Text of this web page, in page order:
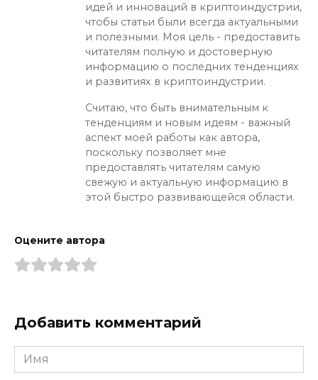
идей и инноваций в криптоиндустрии,
чтобы статьи были всегда актуальными
и полезными. Моя цель - предоставить
читателям полную и достоверную
информацию о последних тенденциях
и развитиях в криптоиндустрии.
Считаю, что быть внимательным к
тенденциям и новым идеям - важный
аспект моей работы как автора,
поскольку позволяет мне
предоставлять читателям самую
свежую и актуальную информацию в
этой быстро развивающейся области.
Оцените автора
Добавить комментарий
Имя
*